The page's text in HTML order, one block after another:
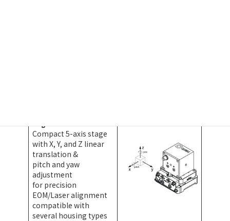
Compact 5-axis stage
with X, Y, and Z linear
translation &
pitch and yaw
adjustment
for precision
EOM/Laser alignment
compatible with
several housing types